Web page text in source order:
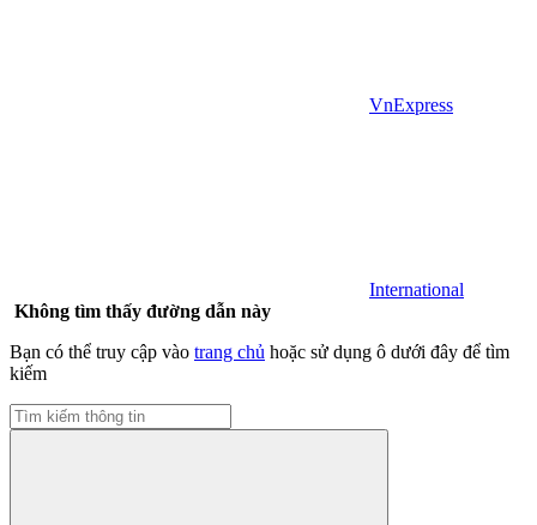
VnExpress
International
Không tìm thấy đường dẫn này
Bạn có thể truy cập vào trang chủ hoặc sử dụng ô dưới đây để tìm
kiếm